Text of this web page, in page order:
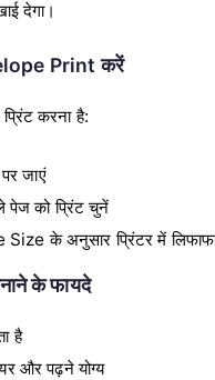
देगा।
Print करें
करना है:
जाएं
पेज को प्रिंट चुनें
के अनुसार प्रिंटर में
के फायदे
है
और पढ़ने योग्य